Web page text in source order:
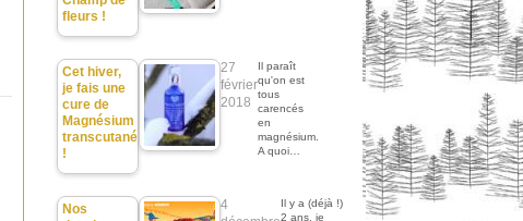
fleurs !
Cet hiver,
je fais une
cure de
Magnésium
transcutané
!
27
février
2018
Il paraît
qu'on est
tous
carencés
en
magnésium.
A quoi…
Nos
4
Il y a (déjà !)
2 ans, je